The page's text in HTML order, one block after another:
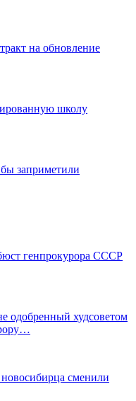
на обновление
школу
заприметили
генпрокурора СССР
одобренный худсоветом
сменили